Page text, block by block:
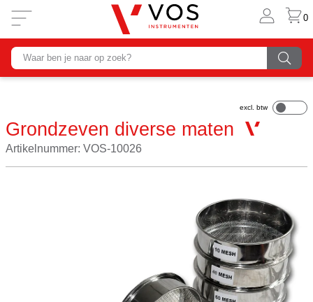
0
Grondzeven diverse maten
Artikelnummer: VOS-10026